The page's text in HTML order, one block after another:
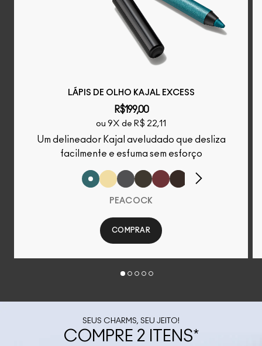
LÁPIS DE OLHO KAJAL EXCESS
R$199,00
ou 9X de R$ 22,11
Um delineador Kajal aveludado que desliza
facilmente e esfuma sem esforço
PEACOCK
COMPRAR
SEUS CHARMS, SEU JEITO!
COMPRE 2 ITENS*